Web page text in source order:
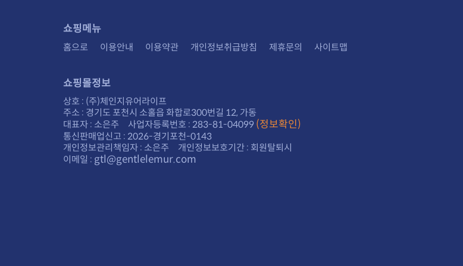
쇼핑메뉴
홈으로 이용안내 이용약관 개인정보취급방침 제휴문의 사이트맵
쇼핑몰정보
상호 : (주)체인지유어라이프
주소 : 경기도 포천시 소홀읍 화합로300번길 12, 가동
대표자 : 소은주 사업자등록번호 : 283-81-04099 (정보확인)
통신판매업신고 : 2026-경기포천-0143
개인정보관리책임자 : 소은주 개인정보보호기간 : 회원탈퇴시
이메일 : gtl@gentlelemur.com